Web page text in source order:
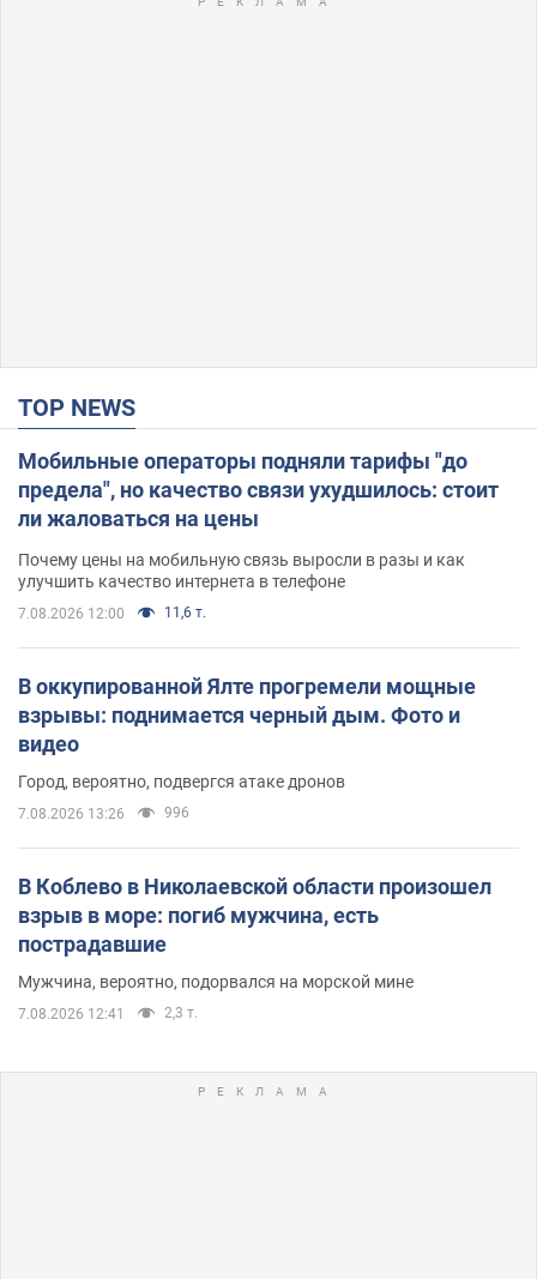
TOP NEWS
Мобильные операторы подняли тарифы "до
предела", но качество связи ухудшилось: стоит
ли жаловаться на цены
Почему цены на мобильную связь выросли в разы и как
улучшить качество интернета в телефоне
7.08.2026 12:00 11,6 т.
В оккупированной Ялте прогремели мощные
взрывы: поднимается черный дым. Фото и
видео
Город, вероятно, подвергся атаке дронов
7.08.2026 13:26 996
В Коблево в Николаевской области произошел
взрыв в море: погиб мужчина, есть
пострадавшие
Мужчина, вероятно, подорвался на морской мине
7.08.2026 12:41 2,3 т.